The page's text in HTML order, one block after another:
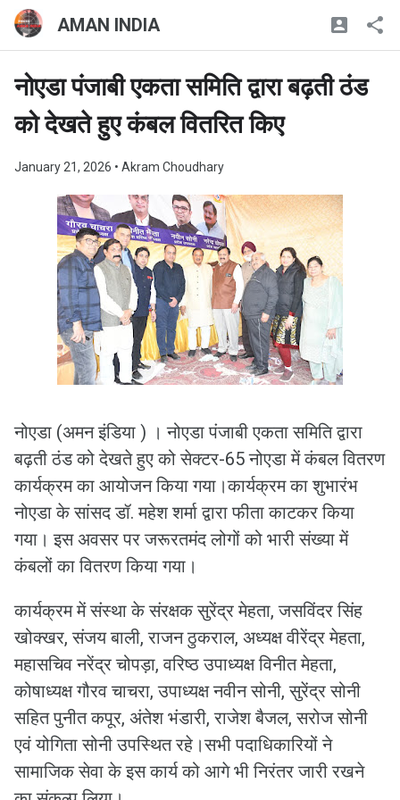
AMAN INDIA
नोएडा पंजाबी एकता समिति द्वारा बढ़ती ठंड
को देखते हुए कंबल वितरित किए
January 21, 2026 • Akram Choudhary
नोएडा (अमन इंडिया ) । नोएडा पंजाबी एकता समिति द्वारा
बढ़ती ठंड को देखते हुए को सेक्टर-65 नोएडा में कंबल वितरण
कार्यक्रम का आयोजन किया गया।कार्यक्रम का शुभारंभ
नोएडा के सांसद डॉ. महेश शर्मा द्वारा फीता काटकर किया
गया। इस अवसर पर जरूरतमंद लोगों को भारी संख्या में
कंबलों का वितरण किया गया।
कार्यक्रम में संस्था के संरक्षक सुरेंद्र मेहता, जसविंदर सिंह
खोक्खर, संजय बाली, राजन ठुकराल, अध्यक्ष वीरेंद्र मेहता,
महासचिव नरेंद्र चोपड़ा, वरिष्ठ उपाध्यक्ष विनीत मेहता,
कोषाध्यक्ष गौरव चाचरा, उपाध्यक्ष नवीन सोनी, सुरेंद्र सोनी
सहित पुनीत कपूर, अंतेश भंडारी, राजेश बैजल, सरोज सोनी
एवं योगिता सोनी उपस्थित रहे।सभी पदाधिकारियों ने
सामाजिक सेवा के इस कार्य को आगे भी निरंतर जारी रखने